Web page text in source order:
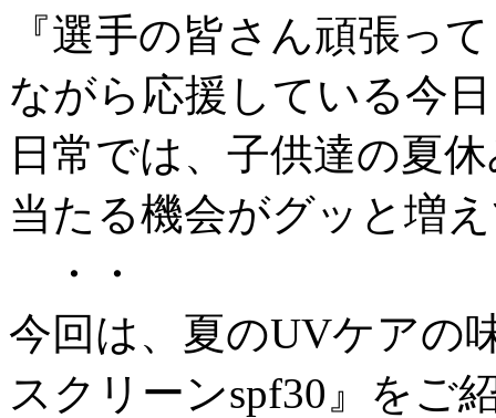
『選手の皆さん頑張
ながら応援している今
日常では、子供達の夏
当たる機会がグッと増
・・
今回は、夏のUVケアの
スクリーンspf30』をご